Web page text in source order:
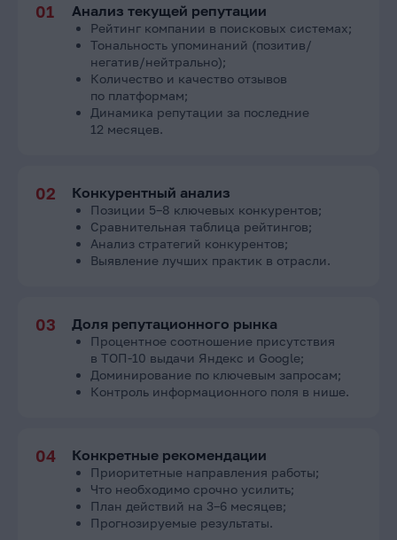
01 Анализ текущей репутации
Рейтинг компании в поисковых системах;
Тональность упоминаний (позитив/
негатив/нейтрально);
Количество и качество отзывов
по платформам;
Динамика репутации за последние
12 месяцев.
02 Конкурентный анализ
Позиции 5–8 ключевых конкурентов;
Сравнительная таблица рейтингов;
Анализ стратегий конкурентов;
Выявление лучших практик в отрасли.
03 Доля репутационного рынка
Процентное соотношение присутствия
в ТОП-10 выдачи Яндекс и Google;
Доминирование по ключевым запросам;
Контроль информационного поля в нише.
04 Конкретные рекомендации
Приоритетные направления работы;
Что необходимо срочно усилить;
План действий на 3–6 месяцев;
Прогнозируемые результаты.